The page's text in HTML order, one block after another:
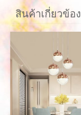
สินค้าเกี่ยวข้อง